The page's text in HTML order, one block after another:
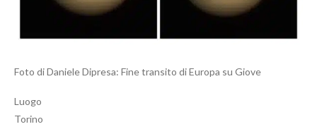
Foto di Daniele Dipresa: Fine transito di Europa su Giove
Luogo
Torino